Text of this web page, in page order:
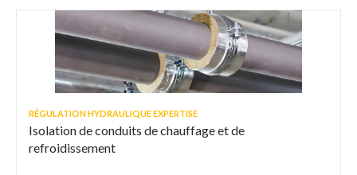
RÉGULATION HYDRAULIQUE EXPERTISE
Isolation de conduits de chauffage et de
refroidissement